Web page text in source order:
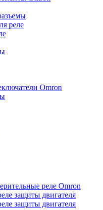
реле
Omron
реле Omron
защиты двигателя
защиты двигателя